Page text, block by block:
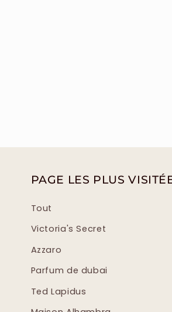
PAGE LES PLUS
Tout
Victoria's Secret
Azzaro
Parfum de dubai
Ted Lapidus